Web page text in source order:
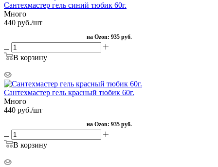
Сантехмастер гель синий тюбик 60г.
Много
440 руб./шт
на Ozon: 935 руб.
В корзину
Сантехмастер гель красный тюбик 60г.
Много
440 руб./шт
на Ozon: 935 руб.
В корзину